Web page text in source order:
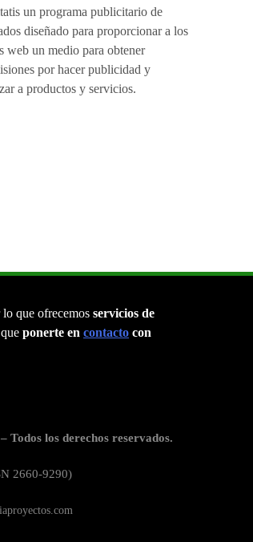
un programa publicitario de
diseñado para proporcionar a los
web un medio para obtener
por hacer publicidad y
a productos y servicios.
lo que ofrecemos servicios de
ponerte en contacto con
Todos los derechos reservados.
2660-9290)